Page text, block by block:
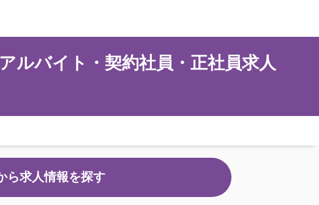
ルバイト・契約社員・正社員求人
ら求人情報を探す